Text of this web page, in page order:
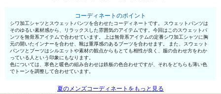
コーディネートのポイント
シワ加工シャツとスウェットパンツを合わせたコーディネートです。 スウェットパンツは
そのゆるい素材感から、リラックスした雰囲気のアイテムです。今回はこのスウェットパ
ンツを無骨系アイテムで合わせています。 上は無骨系アイテムの定番シワ加工シャツに胸
元の開いたインナーを合わせ、靴は重厚感のあるブーツを合わせます。 また、スウェット
パンツとブーツはシルエットや素材の観点からもとても相性が良く、服の合わせ方をわか
っている人という印象にもなります。
色については、寒色と暖色の組み合わせは鉄板の色合わせですが、それをどちらも薄い色
でトーンを調整して合わせています。
夏のメンズコーディネートをもっと見る